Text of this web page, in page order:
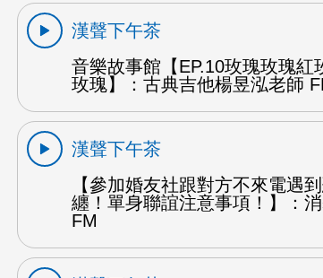
漢聲下午茶
音樂故事館【EP.10玫瑰玫瑰紅
玫瑰】：古典吉他楊昱泓老師
漢聲下午茶
【參加婚友社跟對方不來電遇
纏！單身聯誼注意事項！】：
FM